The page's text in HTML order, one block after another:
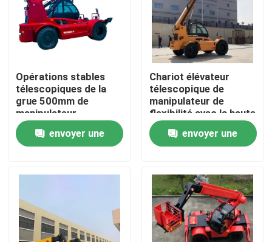
À la maison
Produits
Visite de l'usine
Contrôle de la qualité
Opérations stables
télescopiques de la
grue 500mm de
manipulateur
d'adaptabilité
d'individuenvoyer une
Chariot élévateur
télescopique de
manipulateur de
flexibilité avec la haute
fourchette intense
envoyer une